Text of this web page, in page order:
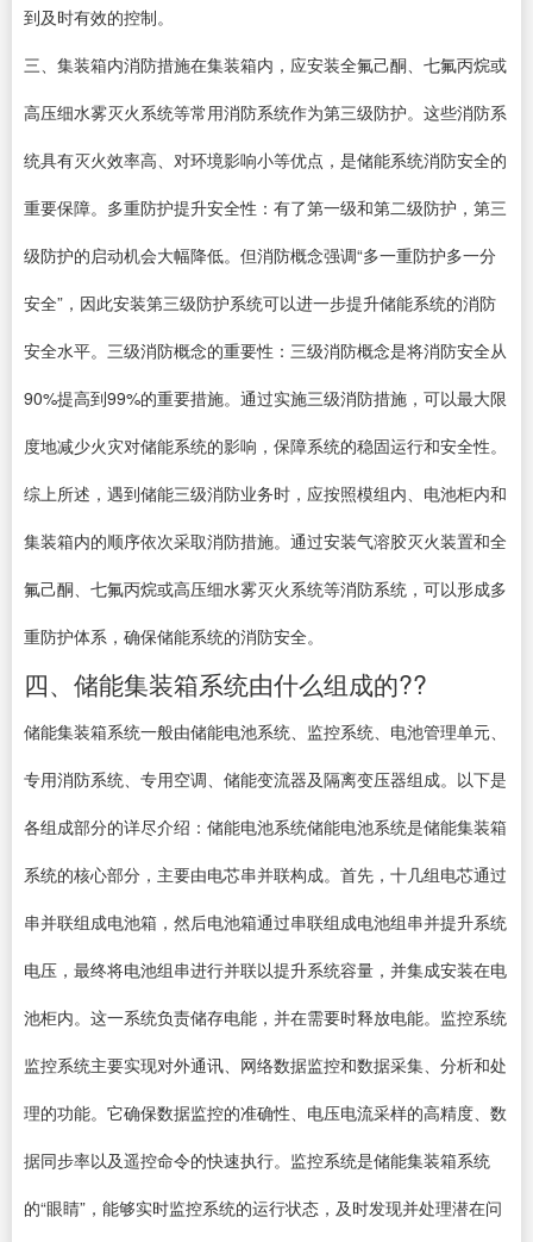
到及时有效的控制。
三、集装箱内消防措施在集装箱内，应安装全氟己酮、七氟丙烷或
高压细水雾灭火系统等常用消防系统作为第三级防护。这些消防系
统具有灭火效率高、对环境影响小等优点，是储能系统消防安全的
重要保障。多重防护提升安全性：有了第一级和第二级防护，第三
级防护的启动机会大幅降低。但消防概念强调“多一重防护多一分
安全”，因此安装第三级防护系统可以进一步提升储能系统的消防
安全水平。三级消防概念的重要性：三级消防概念是将消防安全从
90%提高到99%的重要措施。通过实施三级消防措施，可以最大限
度地减少火灾对储能系统的影响，保障系统的稳固运行和安全性。
综上所述，遇到储能三级消防业务时，应按照模组内、电池柜内和
集装箱内的顺序依次采取消防措施。通过安装气溶胶灭火装置和全
氟己酮、七氟丙烷或高压细水雾灭火系统等消防系统，可以形成多
重防护体系，确保储能系统的消防安全。
四、储能集装箱系统由什么组成的??
储能集装箱系统一般由储能电池系统、监控系统、电池管理单元、
专用消防系统、专用空调、储能变流器及隔离变压器组成。以下是
各组成部分的详尽介绍：储能电池系统储能电池系统是储能集装箱
系统的核心部分，主要由电芯串并联构成。首先，十几组电芯通过
串并联组成电池箱，然后电池箱通过串联组成电池组串并提升系统
电压，最终将电池组串进行并联以提升系统容量，并集成安装在电
池柜内。这一系统负责储存电能，并在需要时释放电能。监控系统
监控系统主要实现对外通讯、网络数据监控和数据采集、分析和处
理的功能。它确保数据监控的准确性、电压电流采样的高精度、数
据同步率以及遥控命令的快速执行。监控系统是储能集装箱系统
的“眼睛”，能够实时监控系统的运行状态，及时发现并处理潜在问